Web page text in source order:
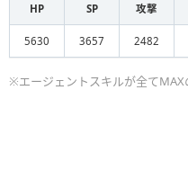
HP SP 攻撃
5630 3657 2482
※エージェントスキルが全てMAX